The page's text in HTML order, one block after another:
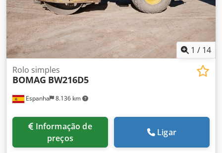
1 / 14
Espanha 8.136 km
Rolo simples
BOMAG BW216D5
preços
Ligar